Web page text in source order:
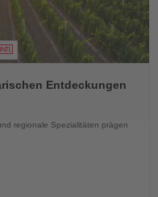
Entdeckungen
regionale Spezialitäten prägen